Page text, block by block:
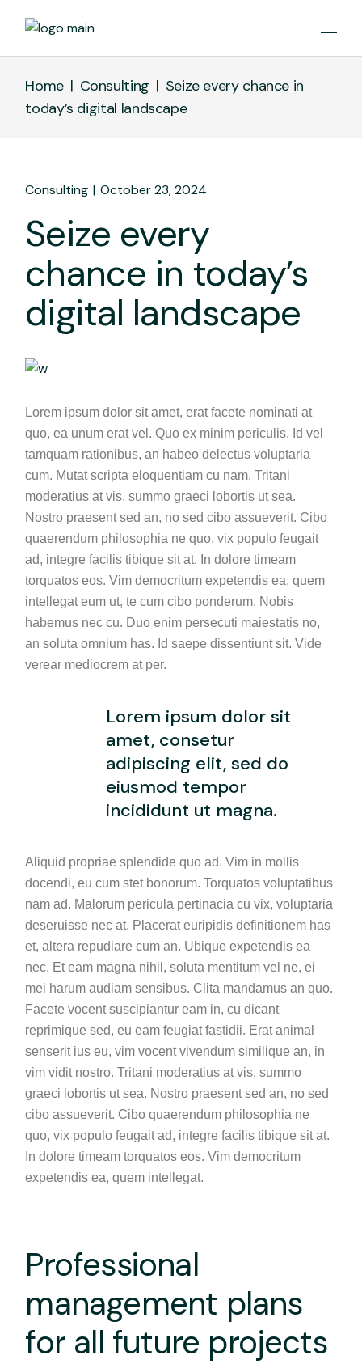
Home Consulting
Seize every chance in
today’s digital landscape
Consulting October 23, 2024
Seize every
chance in today’s
digital landscape
Lorem ipsum dolor sit amet, erat facete nominati at
quo, ea unum erat vel. Quo ex minim periculis. Id vel
tamquam rationibus, an habeo delectus voluptaria
cum. Mutat scripta eloquentiam cu nam. Tritani
moderatius at vis, summo graeci lobortis ut sea.
Nostro praesent sed an, no sed cibo assueverit. Cibo
quaerendum philosophia ne quo, vix populo feugait
ad, integre facilis tibique sit at. In dolore timeam
torquatos eos. Vim democritum expetendis ea, quem
intellegat eum ut, te cum cibo ponderum. Nobis
habemus nec cu. Duo enim persecuti maiestatis no,
an soluta omnium has. Id saepe dissentiunt sit. Vide
verear mediocrem at per.
Lorem ipsum dolor sit
amet, consetur
adipiscing elit, sed do
eiusmod tempor
incididunt ut magna.
Aliquid propriae splendide quo ad. Vim in mollis
docendi, eu cum stet bonorum. Torquatos voluptatibus
nam ad. Malorum pericula pertinacia cu vix, voluptaria
deseruisse nec at. Placerat euripidis definitionem has
et, altera repudiare cum an. Ubique expetendis ea
nec. Et eam magna nihil, soluta mentitum vel ne, ei
mei harum audiam sensibus. Clita mandamus an quo.
Facete vocent suscipiantur eam in, cu dicant
reprimique sed, eu eam feugiat fastidii. Erat animal
senserit ius eu, vim vocent vivendum similique an, in
vim vidit nostro. Tritani moderatius at vis, summo
graeci lobortis ut sea. Nostro praesent sed an, no sed
cibo assueverit. Cibo quaerendum philosophia ne
quo, vix populo feugait ad, integre facilis tibique sit at.
In dolore timeam torquatos eos. Vim democritum
expetendis ea, quem intellegat.
Professional
management plans
for all future projects